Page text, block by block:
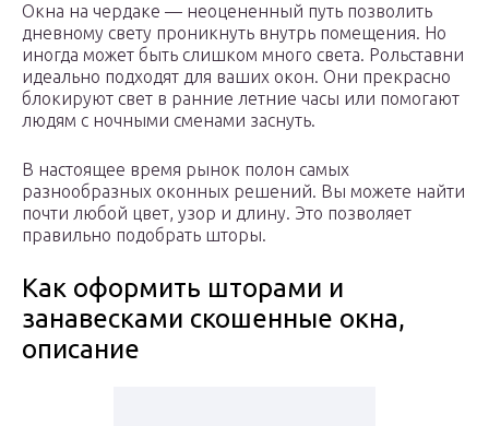
Окна на чердаке — неоцененный путь позволить
дневному свету проникнуть внутрь помещения. Но
иногда может быть слишком много света. Рольставни
идеально подходят для ваших окон. Они прекрасно
блокируют свет в ранние летние часы или помогают
людям с ночными сменами заснуть.
В настоящее время рынок полон самых
разнообразных оконных решений. Вы можете найти
почти любой цвет, узор и длину. Это позволяет
правильно подобрать шторы.
Как оформить шторами и
занавесками скошенные окна,
описание